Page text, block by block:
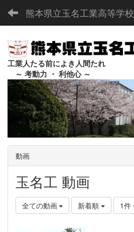
熊本県立玉名工業高等学校
工業人たる前によき人間たれ
～ 考動力 ・ 利他心 ～
動画
玉名工 動画
全ての動画 新着順 1件